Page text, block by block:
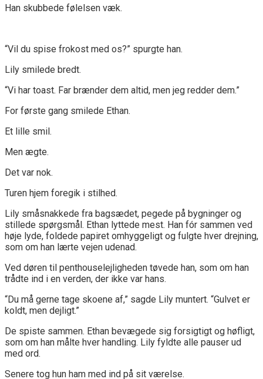
Han skubbede følelsen væk.
“Vil du spise frokost med os?” spurgte han.
Lily smilede bredt.
“Vi har toast. Far brænder dem altid, men jeg redder dem.”
For første gang smilede Ethan.
Et lille smil.
Men ægte.
Det var nok.
Turen hjem foregik i stilhed.
Lily småsnakkede fra bagsædet, pegede på bygninger og
stillede spørgsmål. Ethan lyttede mest. Han fór sammen ved
høje lyde, foldede papiret omhyggeligt og fulgte hver drejning,
som om han lærte vejen udenad.
Ved døren til penthouselejligheden tøvede han, som om han
trådte ind i en verden, der ikke var hans.
“Du må gerne tage skoene af,” sagde Lily muntert. “Gulvet er
koldt, men dejligt.”
De spiste sammen. Ethan bevægede sig forsigtigt og høfligt,
som om han målte hver handling. Lily fyldte alle pauser ud
med ord.
Senere tog hun ham med ind på sit værelse.